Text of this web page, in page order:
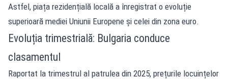
Astfel, piața rezidențială locală a înregistrat o evoluție
superioară mediei Uniunii Europene și celei din zona euro.
Evoluția trimestrială: Bulgaria conduce
clasamentul
Raportat la trimestrul al patrulea din 2025, prețurile locuințelor